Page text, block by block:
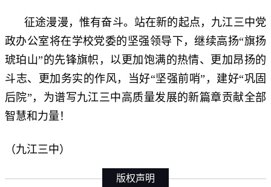
征途漫漫，惟有奋斗。站在新的起点，九江三中党
政办公室将在学校党委的坚强领导下，继续高扬“旗扬
琥珀山”的先锋旗帜，以更加饱满的热情、更加昂扬的
斗志、更加务实的作风，当好“坚强前哨”，建好“巩固
后院”，为谱写九江三中高质量发展的新篇章贡献全部
智慧和力量！
（九江三中）
版权声明